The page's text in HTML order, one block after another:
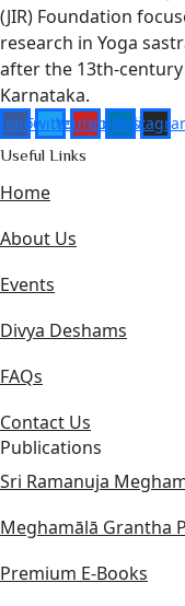
(JIR) Foundation
research in Yoga
after the 13th-
Karnataka.
TwitterYoutubeLinkedin
Useful Links
Home
About Us
Events
Divya Deshams
FAQs
Contact Us
Publications
Sri Ramanuja
Meghamālā Grantha
Premium E-Books